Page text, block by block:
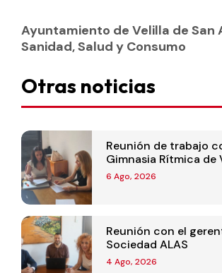
Ayuntamiento de Velilla de San
Sanidad, Salud y Consumo
Otras noticias
Reunión de trabajo
Gimnasia Rítmica de
6 Ago, 2026
Reunión con el
Sociedad ALAS
4 Ago, 2026